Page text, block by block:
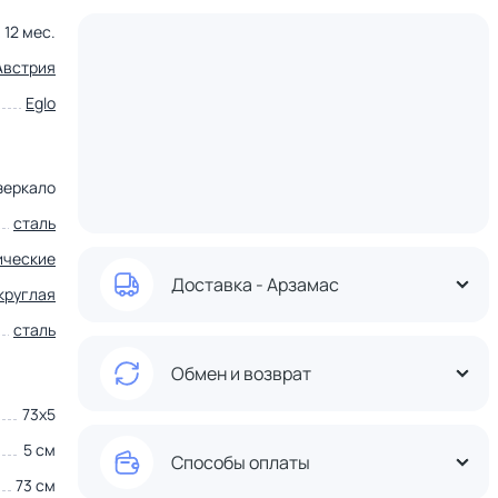
12 мес.
Eglo
сталь
сталь
73х5
5 см
73 см
Доставка - Арзамас
Обмен и возврат
Способы оплаты